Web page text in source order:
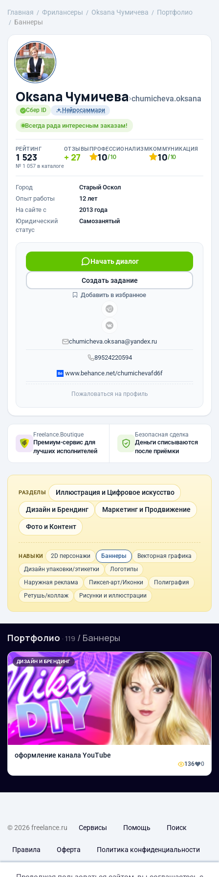
Главная Фрилансеры Oksana Чумичева
Портфолио
Баннеры
Oksana Чумичева›chumicheva.oksana
Сбер ID Нейросаммари
Всегда рада интересным заказам!
РЕЙТИНГ
1 523
№ 1 057 в каталоге
ОТЗЫВЫ
27
ПРОФЕССИОНАЛИЗМ
10/10
КОММУНИКАЦИЯ
10/10
Город
Старый Оскол
Опыт работы
12 лет
На сайте с
2013 года
Юридический
статус
Самозанятый
89524220594
Начать диалог
chumicheva.oksana@yandex.ru
www.behance.net/chumichevafd6f
Создать задание
Добавить в избранное
Пожаловаться на профиль
Freelance.Boutique
Премиум-сервис для
лучших исполнителей
Безопасная сделка
Деньги списываются
после приёмки
РАЗДЕЛЫ Иллюстрация и Цифровое искусство
Дизайн и Брендинг Маркетинг и Продвижение
Фото и Контент
НАВЫКИ 2D персонажи Баннеры
Векторная графика
Дизайн упаковки/этикетки
Логотипы
Наружная реклама
Пиксел-арт/Иконки
Полиграфия
Ретушь/коллаж
Рисунки и иллюстрации
Портфолио · 119 / Баннеры
ДИЗАЙН И БРЕНДИНГ
оформление канала YouTube
136 0
© 2026 freelance.ru Сервисы Помощь Поиск
Правила Оферта Политика конфиденциальности